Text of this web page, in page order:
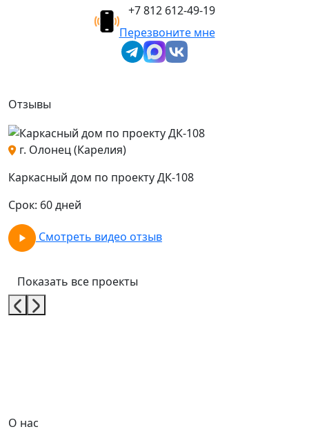
+7 812 612-49-19
Перезвоните мне
Отзывы
г. Олонец (Карелия)
Каркасный дом по проекту ДК-108
Срок: 60 дней
Смотреть видео отзыв
Показать все проекты
О нас